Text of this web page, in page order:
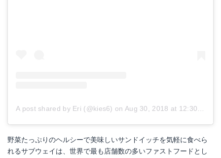
A post shared by Eri (@kies6) on Aug 30, 2018 at 12:30am PDT
野菜たっぷりのヘルシーで美味しいサンドイッチを気軽に食べら
れるサブウェイは、世界で最も店舗数の多いファストフードとし